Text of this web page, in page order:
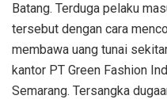
Batang. Terduga pelaku
tersebut dengan cara
membawa uang tunai
kantor PT Green Fashion
Semarang. Tersangka